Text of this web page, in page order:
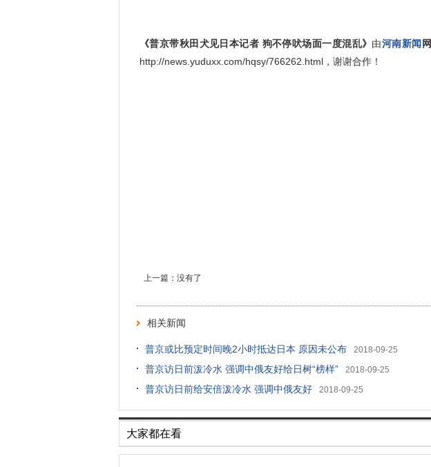
《普京带秋田犬见日本记者 狗不停吠场面一度混乱》 由河南新闻 网
http://news.yuduxx.com/hqsy/766262.html，谢谢合作！
上一篇：没有了
相关新闻
普京或比预定时间晚2小时抵达日本 原因未公布 2018-09-25
普京访日前泼冷水 强调中俄友好给日树“榜样” 2018-09-25
普京访日前给安倍泼冷水 强调中俄友好 2018-09-25
大家都在看